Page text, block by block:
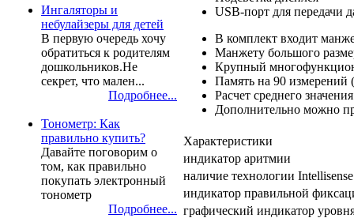
Ингаляторы и
небулайзеры для детей
В первую очередь хочу
обратиться к родителям
дошкольников.Не
секрет, что мален...
Подробнее...
Тонометр: Как
правильно купить?
Давайте поговорим о
том, как правильно
покупать электронный
тонометр
Подробнее...
USB-порт для передачи
В комплект входит
Манжету большого
Крупный
Память на 90 измерений
Расчет среднего
Дополнительно можно
Характеристики
индикатор аритмии
наличие технологии Intellisense
индикатор правильной
графический индикатор